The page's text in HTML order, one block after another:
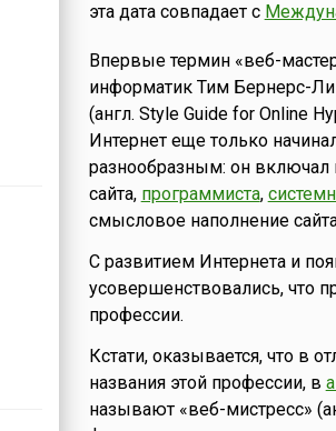
эта дата совпадает с
Впервые термин «веб-
информатик Тим Бернерс-Ли
(англ. Style Guide for Online
Интернет еще только
разнообразным: он включал
сайта, программиста,
смысловое наполнение
С развитием Интернета и
усовершенствовались, что
профессии.
Кстати, оказывается, что в
названия этой профессии, в
называют «веб-мистресс»